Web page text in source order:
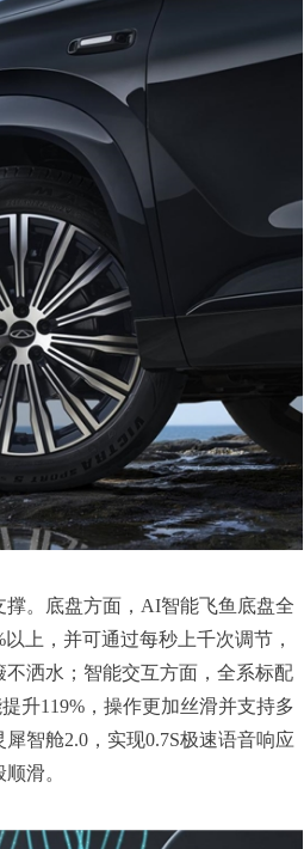
。底盘方面，AI智能飞鱼底盘全
上，并可通过每秒上千次调节，
洒水；智能交互方面，全系标配
升119%，操作更加丝滑并支持多
智舱2.0，实现0.7S极速语音响应
滑。